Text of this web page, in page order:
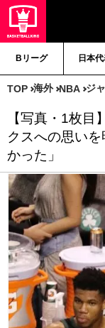
Bリーグ 日本
TOP 海外 NBA ジ
【写真・1枚目
クスへの思い
かった」